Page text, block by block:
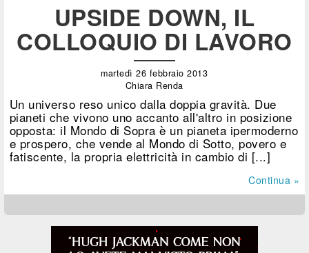
UPSIDE DOWN, IL
COLLOQUIO DI LAVORO
martedì 26 febbraio 2013
Chiara Renda
Un universo reso unico dalla doppia gravità. Due
pianeti che vivono uno accanto all'altro in posizione
opposta: il Mondo di Sopra è un pianeta ipermoderno
e prospero, che vende al Mondo di Sotto, povero e
fatiscente, la propria elettricità in cambio di [...]
Continua »